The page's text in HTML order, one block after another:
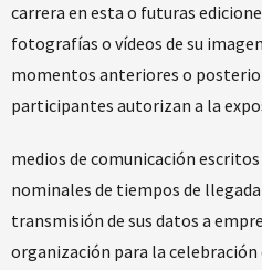
carrera en esta o futuras
fotografías o vídeos de su
momentos anteriores o
participantes autorizan a la
medios de comunicación
nominales de tiempos de
transmisión de sus datos a
organización para la celebración